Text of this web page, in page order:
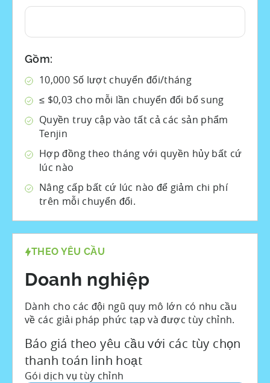
Gồm:
10,000 Số lượt chuyển đổi/tháng
≤ $0,03 cho mỗi lần chuyển đổi bổ sung
Quyền truy cập vào tất cả các sản phẩm
Tenjin
Hợp đồng theo tháng với quyền hủy bất cứ
lúc nào
Nâng cấp bất cứ lúc nào để giảm chi phí
trên mỗi chuyển đổi.
THEO YÊU CẦU
Doanh nghiệp
Dành cho các đội ngũ quy mô lớn có nhu cầu
về các giải pháp phức tạp và được tùy chỉnh.
Báo giá theo yêu cầu với các tùy chọn
thanh toán linh hoạt
Gói dịch vụ tùy chỉnh